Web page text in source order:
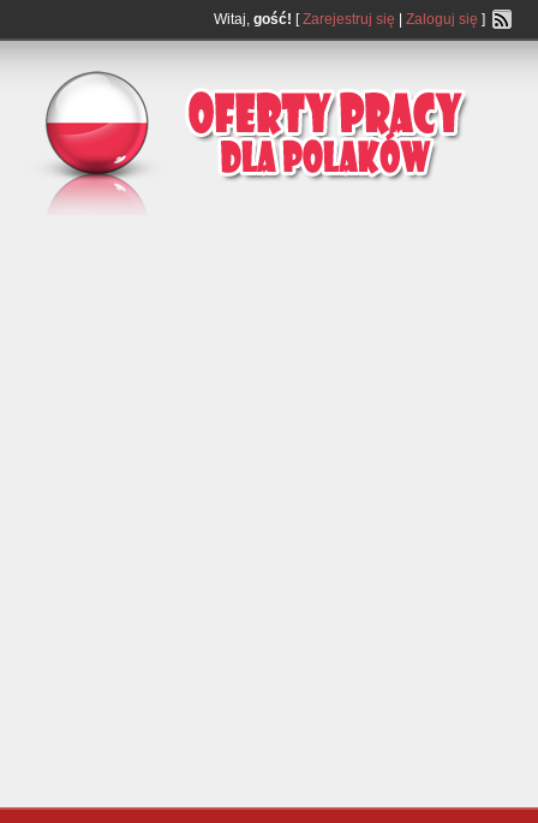
Witaj, gość! [Zarejestruj się Zaloguj się ]